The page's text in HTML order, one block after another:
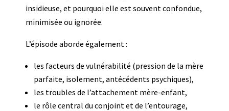
insidieuse, et pourquoi elle est souvent confondue,
minimisée ou ignorée.
L’épisode aborde également :
les facteurs de vulnérabilité (pression de la mère
parfaite, isolement, antécédents psychiques),
les troubles de l’attachement mère-enfant,
le rôle central du conjoint et de l’entourage,